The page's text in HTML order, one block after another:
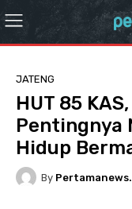
JATENG
HUT 85
Pentingnya
Hidup
By